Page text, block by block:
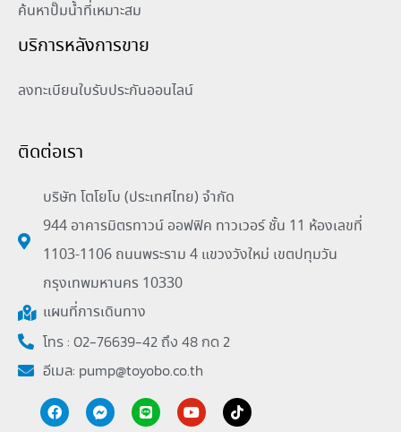
ค้นหาปั๊มน้ำที่เหมาะสม
บริการหลังการขาย
ลงทะเบียนใบรับประกันออนไลน์
ติดต่อเรา
บริษัท โตโยโบ (ประเทศไทย) จำกัด
944 อาคารมิตรทาวน์ ออฟฟิค ทาวเวอร์ ชั้น 11 ห้องเลขที่
1103-1106 ถนนพระราม 4 แขวงวังใหม่ เขตปทุมวัน
กรุงเทพมหานคร 10330
แผนที่การเดินทาง
โทร : 02-76639-42 ถึง 48 กด 2
อีเมล: pump@toyobo.co.th